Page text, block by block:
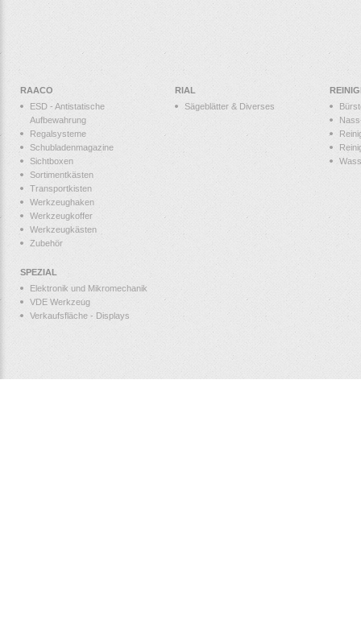
RAACO
ESD - Antistatische
Aufbewahrung
Regalsysteme
Schubladenmagazine
Sichtboxen
Sortimentkästen
Transportkisten
Werkzeughaken
Werkzeugkoffer
Werkzeugkästen
Zubehör
RIAL
Sägeblätter & Diverses
SPEZIAL
Elektronik und Mikromechanik
VDE Werkzeug
Verkaufsfläche - Displays